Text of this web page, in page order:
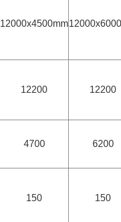
12000x4500mm
12200 12200
4700 6200
150 150